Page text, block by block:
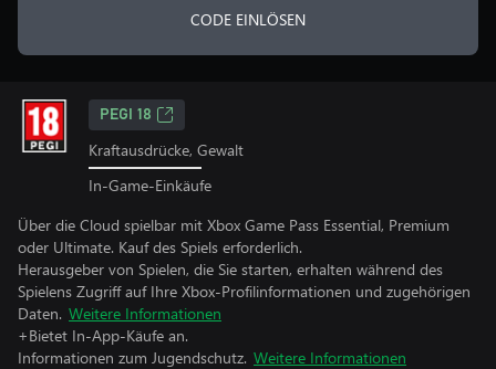
CODE EINLÖSEN
PEGI 18
Kraftausdrücke, Gewalt
In-Game-Einkäufe
Über die Cloud spielbar mit Xbox Game Pass Essential, Premium
oder Ultimate. Kauf des Spiels erforderlich.
Herausgeber von Spielen, die Sie starten, erhalten während des
Spielens Zugriff auf Ihre Xbox-Profilinformationen und zugehörigen
Daten. Weitere Informationen
+Bietet In-App-Käufe an.
Informationen zum Jugendschutz. Weitere Informationen